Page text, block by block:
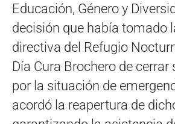
Educación, Género y
decisión que había tomado
directiva del Refugio
Día Cura Brochero de cerrar
por la situación de
acordó la reapertura de